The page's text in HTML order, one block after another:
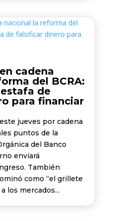
cadena
del BCRA:
de
para financiar
jueves por cadena
puntos de la
del Banco
enviará
También
como “el grillete
los mercados...